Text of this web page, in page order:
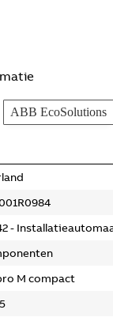
ABB EcoSolutions
-
M compact